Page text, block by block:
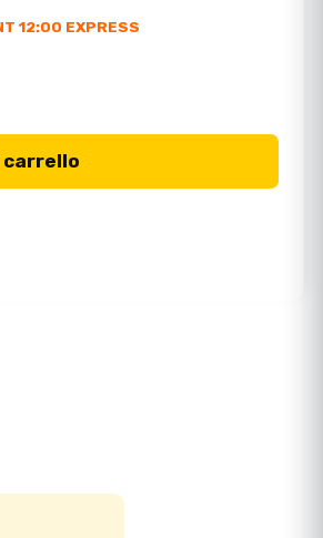
12:00 EXPRESS
carrello